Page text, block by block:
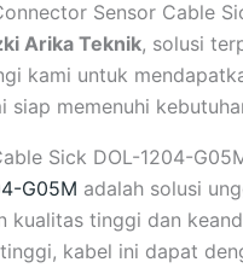
Sensor Cable
Arika Teknik, solusi
kami untuk
siap memenuhi
Sick DOL-1204-
G05M adalah solusi
kualitas tinggi dan
kabel ini dapat